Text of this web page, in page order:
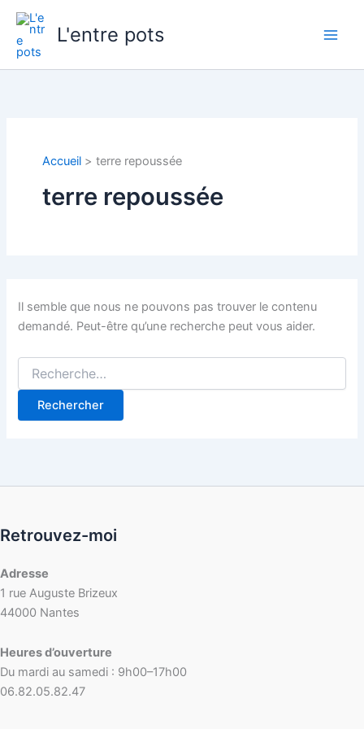
Aller
contenu
L'entre pots
Accueil terre repoussée
terre repoussée
Il semble que nous ne pouvons pas trouver le contenu
demandé. Peut-être qu’une recherche peut vous aider.
Rechercher :
Retrouvez-moi
Adresse
1 rue Auguste Brizeux
44000 Nantes
Heures d’ouverture
Du mardi au samedi : 9h00–17h00
06.82.05.82.47